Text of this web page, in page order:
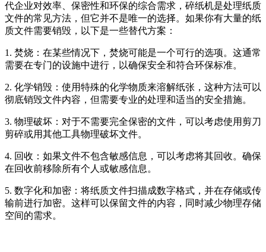
代企业对效率、保密性和环保的综合需求，碎纸机是处理纸质
文件的常见方法，但它并不是唯一的选择。如果你有大量的纸
质文件需要销毁，以下是一些替代方案：
1. 焚烧：在某些情况下，焚烧可能是一个可行的选项。这通常
需要在专门的设施中进行，以确保安全和符合环保标准。
2. 化学销毁：使用特殊的化学物质来溶解纸张，这种方法可以
彻底销毁文件内容，但需要专业的处理和适当的安全措施。
3. 物理破坏：对于不需要完全保密的文件，可以考虑使用剪刀
剪碎或用其他工具物理破坏文件。
4. 回收：如果文件不包含敏感信息，可以考虑将其回收。确保
在回收前移除所有个人或敏感信息。
5. 数字化和加密：将纸质文件扫描成数字格式，并在存储或传
输前进行加密。这样可以保留文件的内容，同时减少物理存储
空间的需求。